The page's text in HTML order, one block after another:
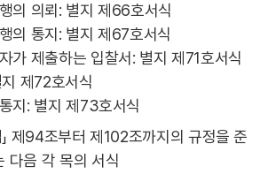
의 의뢰: 별지 제66호서식
의 통지: 별지 제67호서식
가 제출하는 입찰서: 별지 제71호서식
제72호서식
지: 별지 제73호서식
」 제94조부터 제102조까지의 규정을 준
다음 각 목의 서식